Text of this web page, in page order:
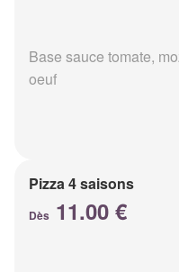
Base sauce tomate,
oeuf
Pizza 4 saisons
Dès 11.00 €